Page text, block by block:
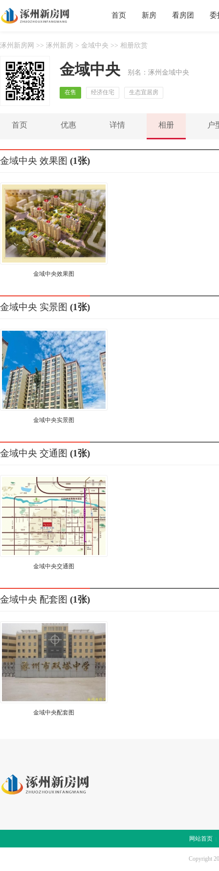
首页 新房 看房团 委
涿州新房网 >> 涿州新房 > 金域中央 >> 相册欣赏
金域中央 别名：涿州金域中央
在售 经济住宅 生态宜居房
首页 优惠 详情 相册 户
金域中央 效果图 (1张)
金域中央效果图
金域中央 实景图 (1张)
金域中央实景图
金域中央 交通图 (1张)
金域中央交通图
金域中央 配套图 (1张)
金域中央配套图
网站首页
Copyright